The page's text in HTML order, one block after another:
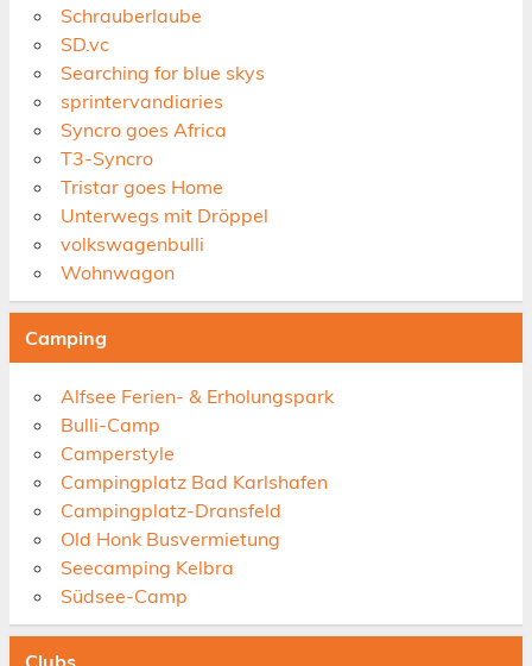
Schrauberlaube
SD.vc
Searching for blue skys
sprintervandiaries
Syncro goes Africa
T3-Syncro
Tristar goes Home
Unterwegs mit Dröppel
volkswagenbulli
Wohnwagon
Camping
Alfsee Ferien- & Erholungspark
Bulli-Camp
Camperstyle
Campingplatz Bad Karlshafen
Campingplatz-Dransfeld
Old Honk Busvermietung
Seecamping Kelbra
Südsee-Camp
Clubs